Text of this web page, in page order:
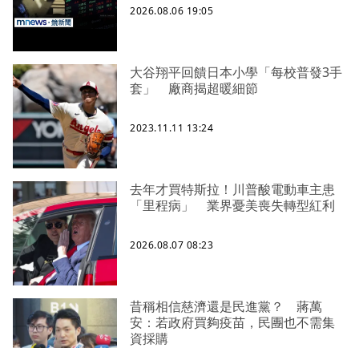
2026.08.06 19:05
大谷翔平回饋日本小學「每校普發3手
套」 廠商揭超暖細節
2023.11.11 13:24
去年才買特斯拉！川普酸電動車主患
「里程病」 業界憂美喪失轉型紅利
2026.08.07 08:23
昔稱相信慈濟還是民進黨？ 蔣萬
安：若政府買夠疫苗，民團也不需集
資採購